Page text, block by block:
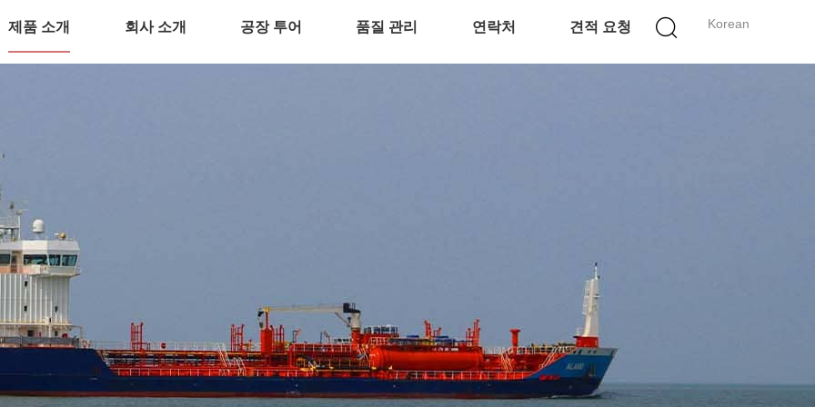
Korean
제품 소개 회사 소개 공장 투어 품질 관리 연락처 견적 요청